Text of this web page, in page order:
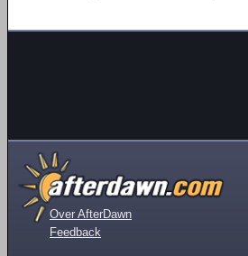
Over AfterDawn
Feedback